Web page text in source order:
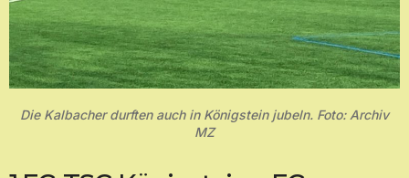
Die Kalbacher durften auch in Königstein jubeln. Foto: Archiv
MZ